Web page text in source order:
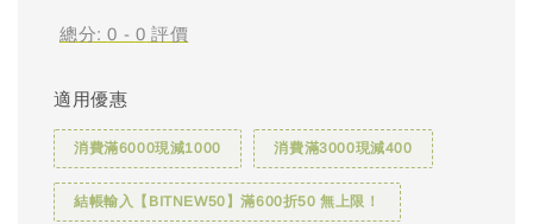
總分:0 - 0 評價
適用優惠
消費滿6000現減1000 消費滿3000現減400
結帳輸入【BITNEW50】滿600折50 無上限！